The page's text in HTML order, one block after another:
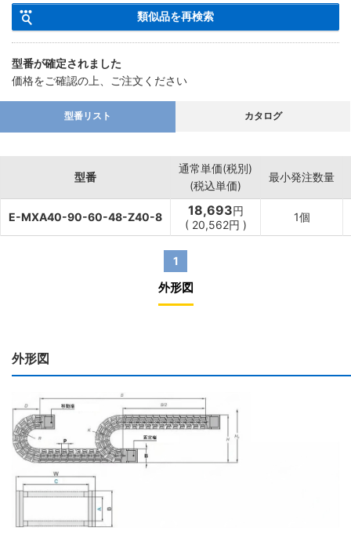
類似品を再検索
型番が確定されました
価格をご確認の上、ご注文ください
型番リスト カタログ
型番
通常単価(税別)
(税込単価)
最小発注数量
E-MXA40-90-60-48-Z40-8 18,693円
( 20,562円 )
1個
1
外形図
外形図